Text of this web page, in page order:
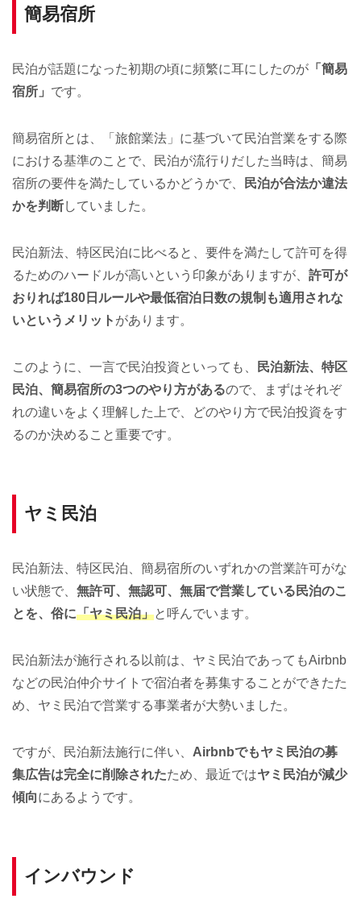
簡易宿所
民泊が話題になった初期の頃に頻繁に耳にしたのが 「簡易
宿所」 です。
簡易宿所とは、「旅館業法」に基づいて民泊営業をする際
における基準のことで、民泊が流行りだした当時は、簡易
宿所の要件を満たしているかどうかで、
民泊が合法か違法
かを判断していました。
民泊新法、特区民泊に比べると、要件を満たして許可を得
るためのハードルが高いという印象がありますが、 許可が
おりれば180日ルールや最低宿泊日数の規制も適用されな
いというメリット があります。
このように、一言で民泊投資といっても、
民泊新法、特区
民泊、簡易宿所の3つのやり方があるので、まずはそれぞ
れの違いをよく理解した上で、どのやり方で民泊投資をす
るのか決めること重要です。
ヤミ民泊
民泊新法、特区民泊、簡易宿所のいずれかの営業許可がな
い状態で、 無許可、無認可、無届で営業している民泊のこ
とを、俗に「ヤミ民泊」と呼んでいます。
民泊新法が施行される以前は、ヤミ民泊であってもAirbnb
などの民泊仲介サイトで宿泊者を募集することができたた
め、ヤミ民泊で営業する事業者が大勢いました。
ですが、民泊新法施行に伴い、 Airbnbでもヤミ民泊の募
集広告は完全に削除されたため、最近ではヤミ民泊が減少
傾向にあるようです。
インバウンド